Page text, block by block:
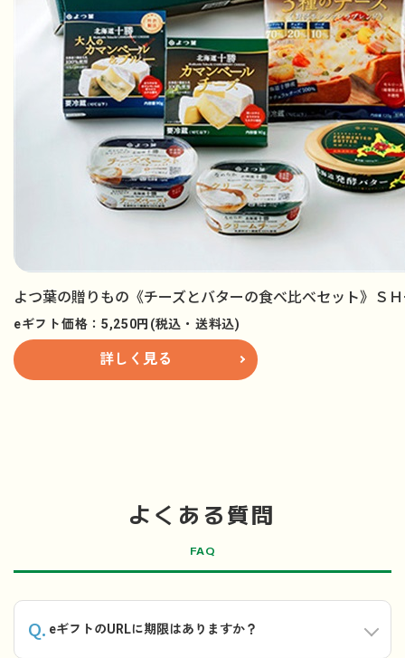
よつ葉の贈りもの《チーズとバターの食べ比べセット》Ｓ
eギフト価格：5,250円(税込・送料込)
詳しく見る
よくある質問
FAQ
Q. eギフトのURLに期限はありますか？